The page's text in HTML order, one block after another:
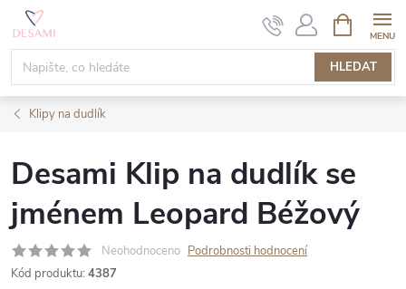
Přejít
obsah
HLEDAT
NÁKUPNÍ
KOŠÍK
Klipy na dudlík
Desami Klip na dudlík se
jménem Leopard Béžový
Neohodnoceno Podrobnosti hodnocení
Kód produktu: 4387